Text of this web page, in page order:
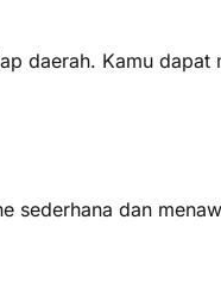
daerah. Kamu dapat
sederhana dan